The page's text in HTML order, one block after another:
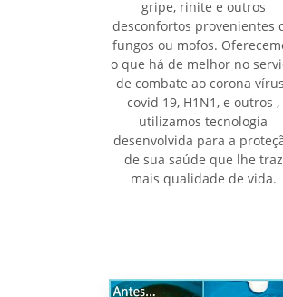
gripe, rinite e outros
desconfortos provenientes
fungos ou mofos.
o que há de melhor no
de combate ao corona
covid 19, H1N1, e outros ,
utilizamos tecnologia
desenvolvida para a
de sua saúde que lhe traz
mais qualidade de vida.